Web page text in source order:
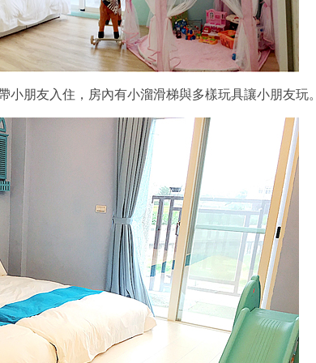
朋友入住，房內有小溜滑梯與多樣玩具讓小朋友玩。